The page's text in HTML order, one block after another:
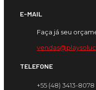
E-MAIL
Faça já seu
TELEFONE
+55 (48) 3413-8078